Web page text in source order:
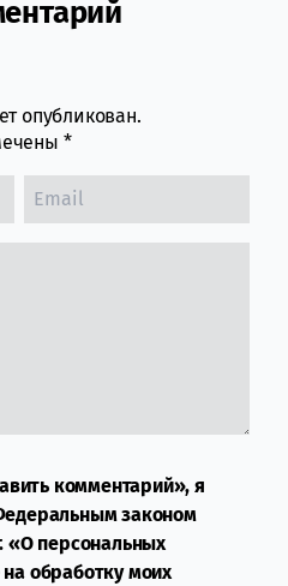
опубликован.
*
комментарий», я
законом
«О персональных
обработку моих